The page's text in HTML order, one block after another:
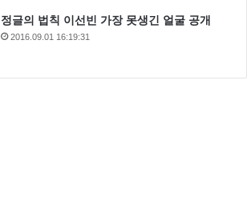
정글의 법칙 이선빈 가장 못생긴 얼굴 공개
2016.09.01 16:19:31